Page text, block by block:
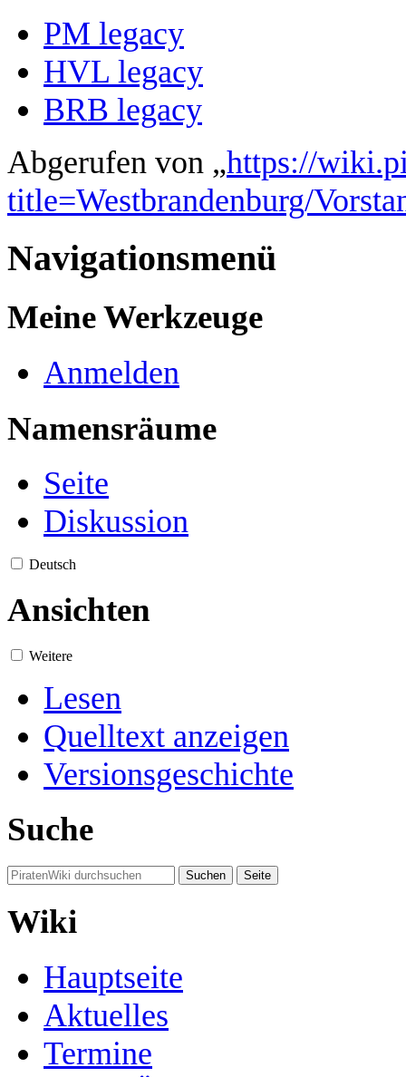
PM legacy
HVL legacy
BRB legacy
Abgerufen von „https://
title=Westbrandenburg/
Navigationsmenü
Meine Werkzeuge
Anmelden
Namensräume
Seite
Diskussion
Deutsch
Ansichten
Weitere
Lesen
Quelltext anzeigen
Versionsgeschichte
Suche
Wiki
Hauptseite
Aktuelles
Termine